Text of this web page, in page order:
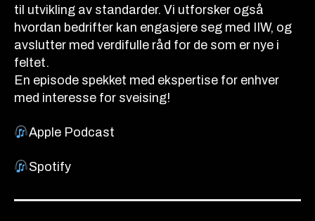
til utvikling av standarder. Vi utforsker også
hvordan bedrifter kan engasjere seg med IIW, og
avslutter med verdifulle råd for de som er nye i
feltet.
En episode spekket med ekspertise for enhver
med interesse for sveising!
Apple Podcast
Spotify